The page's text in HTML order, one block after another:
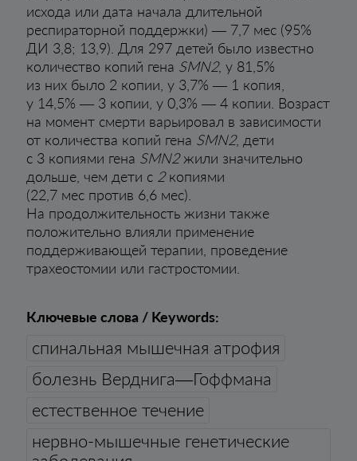
исхода или дата начала длительной
респираторной поддержки) — 7,7 мес (95%
ДИ 3,8; 13,9). Для 297 детей было известно
количество копий гена SMN2, у 81,5%
из них было 2 копии, у 3,7% — 1 копия,
у 14,5% — 3 копии, у 0,3% — 4 копии. Возраст
на момент смерти варьировал в зависимости
от количества копий гена SMN2, дети
с 3 копиями гена SMN2жили значительно
дольше, чем дети с 2копиями
(22,7 мес против 6,6 мес).
На продолжительность жизни также
положительно влияли применение
поддерживающей терапии, проведение
трахеостомии или гастростомии.
Ключевые слова / Keywords:
спинальная мышечная атрофия
болезнь Верднига—Гоффмана
естественное течение
нервно-мышечные генетические